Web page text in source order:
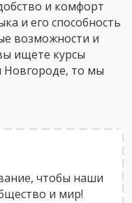
и комфорт
и его способность
возможности и
ищете курсы
Новгороде, то мы
чтобы наши
и мир!